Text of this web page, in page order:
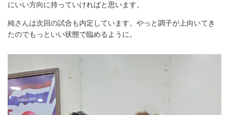
にいい方向に持っていければと思います。
純さんは次回の試合も内定しています。やっと調子が上向いてき
たのでもっといい状態で臨めるように。